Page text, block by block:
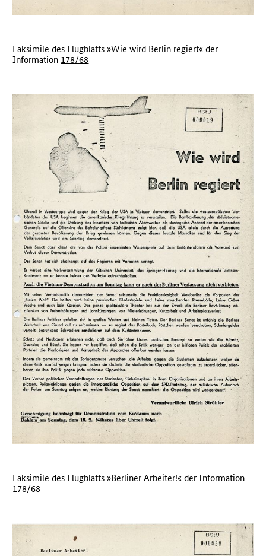
Faksimile des Flugblatts »Wie wird Berlin regiert« der
Information 178/68
Faksimile des Flugblatts »Berliner Arbeiter!« der Information
178/68